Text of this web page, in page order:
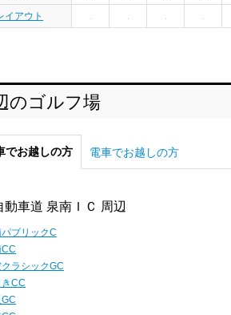
イアウト
のゴルフ場
でお越しの方 電車でお越しの方
動車道 泉南ＩＣ 周辺
パブリックC
CC
クラシックGC
CC